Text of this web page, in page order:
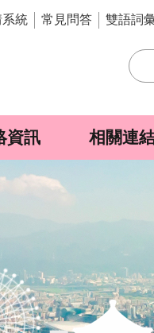
系統 常見問答 雙語詞
資訊 相關連